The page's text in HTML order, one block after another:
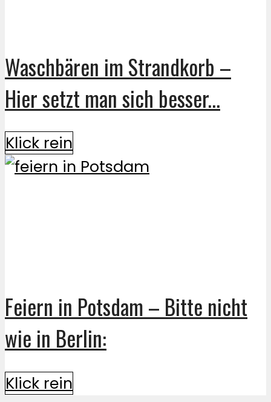
Waschbären im Strandkorb –
Hier setzt man sich besser...
Klick rein
Feiern in Potsdam – Bitte nicht
wie in Berlin:
Klick rein